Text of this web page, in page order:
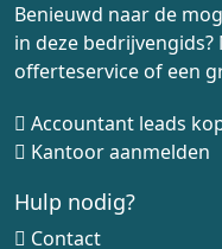
Benieuwd naar de
in deze
offerteservice of een
Accountant leads
Kantoor aanmelden
Hulp nodig?
Contact